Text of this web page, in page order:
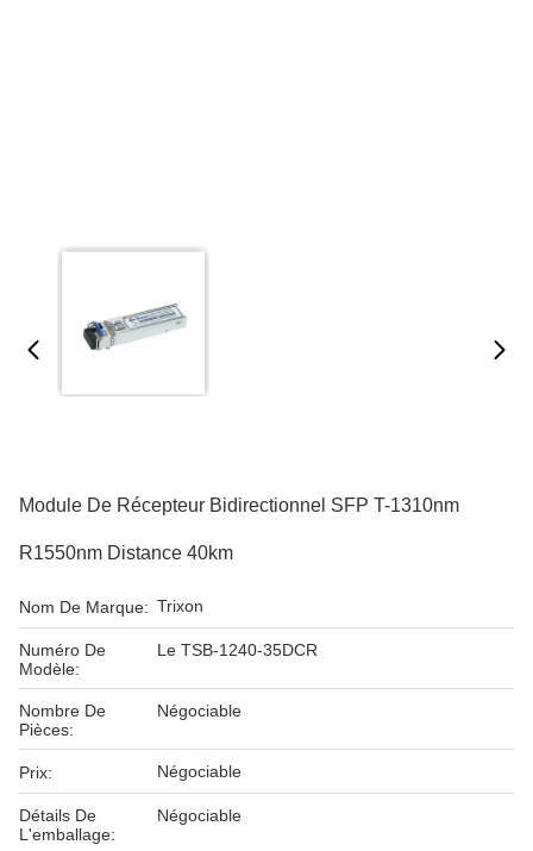
Module De Récepteur Bidirectionnel SFP T-1310nm
R1550nm Distance 40km
Nom De Marque: Trixon
Numéro De
Modèle:
Le TSB-1240-35DCR
Nombre De
Pièces:
Négociable
Prix: Négociable
Détails De
L'emballage:
Négociable